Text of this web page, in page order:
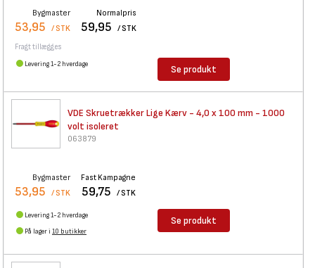
Bygmaster
53,95 / STK
Normalpris
59,95 / STK
Fragt tillægges
Levering 1-2 hverdage Se produkt
VDE Skruetrækker Lige Kærv - 4,0 x 100 mm - 1000
volt isoleret
063879
Bygmaster
53,95 / STK
Fast Kampagne
59,75 / STK
Levering 1-2 hverdage
På lager i 10 butikker
Se produkt